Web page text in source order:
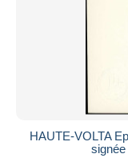
HAUTE-VOLTA